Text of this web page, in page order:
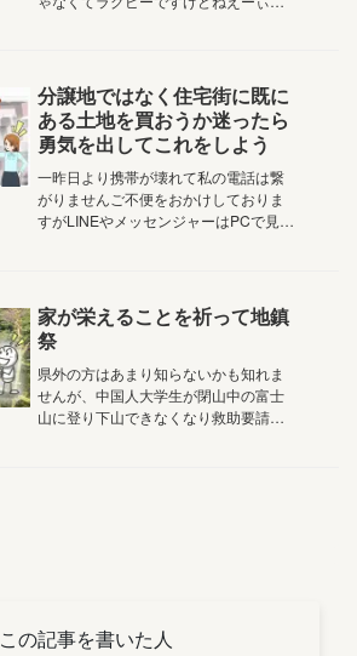
結ぶアルチザン株...
分譲地ではなく住宅街に既に
ある土地を買おうか迷ったら
勇気を出してこれをしよう
一昨日より携帯が壊れて私の電話は繋
がりませんご不便をおかけしておりま
すがLINEやメッセンジャーはPCで見て
す機械も買い替えるには痛す...
家が栄えることを祈って地鎮
祭
県外の方はあまり知らないかも知れま
せんが、中国人大学生が閉山中の富士
山に登り下山できなくなり救助要請
この記事を書いた人